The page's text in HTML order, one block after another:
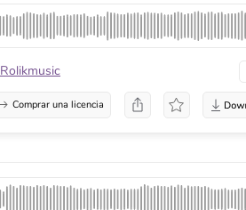
Rolikmusic
Comprar una licencia